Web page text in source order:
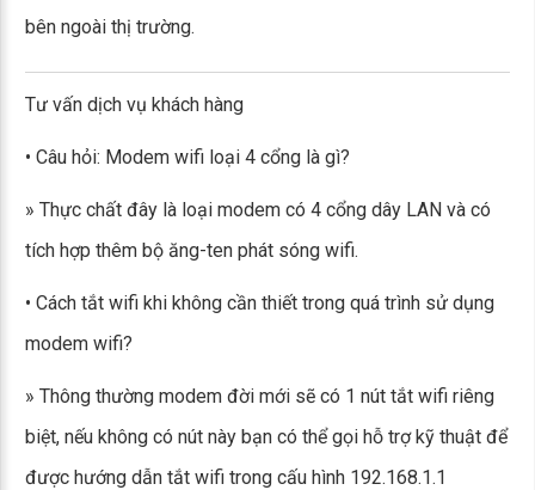
bên ngoài thị trường.
Tư vấn dịch vụ khách hàng
• Câu hỏi: Modem wifi loại 4 cổng là gì?
» Thực chất đây là loại modem có 4 cổng dây LAN và có
tích hợp thêm bộ ăng-ten phát sóng wifi.
• Cách tắt wifi khi không cần thiết trong quá trình sử dụng
modem wifi?
» Thông thường modem đời mới sẽ có 1 nút tắt wifi riêng
biệt, nếu không có nút này bạn có thể gọi hỗ trợ kỹ thuật để
được hướng dẫn tắt wifi trong cấu hình 192.168.1.1